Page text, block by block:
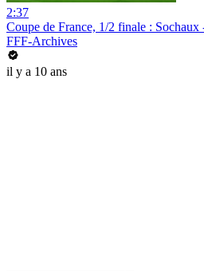
2:37
Coupe de France, 1/2 finale :
FFF-Archives
il y a 10 ans